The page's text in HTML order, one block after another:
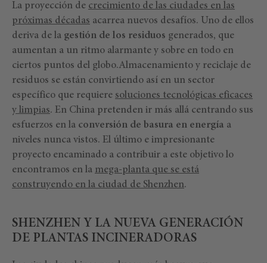
La proyección de crecimiento de las ciudades en las
próximas décadas acarrea nuevos desafíos. Uno de ellos
deriva de la gestión de los residuos generados, que
aumentan a un ritmo alarmante y sobre en todo en
ciertos puntos del globo.Almacenamiento y reciclaje de
residuos se están convirtiendo así en un sector
específico que requiere soluciones tecnológicas eficaces
y limpias. En China pretenden ir más allá centrando sus
esfuerzos en la conversión de basura en energía a
niveles nunca vistos. El último e impresionante
proyecto encaminado a contribuir a este objetivo lo
encontramos en la mega-planta que se está
construyendo en la ciudad de Shenzhen.
SHENZHEN Y LA NUEVA GENERACIÓN
DE PLANTAS INCINERADORAS